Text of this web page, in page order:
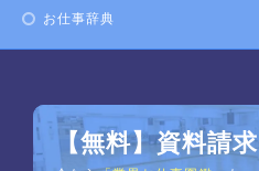
お仕事辞典
【無料】資料請求